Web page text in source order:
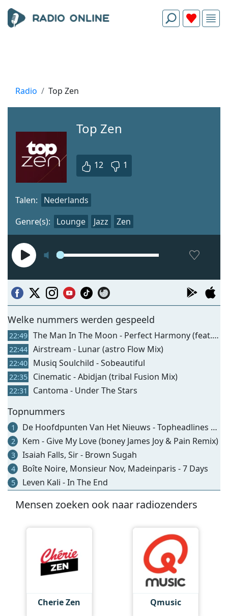
Radio Top Zen
Top Zen
12 1
Genre(s): Lounge Jazz Zen
Talen: Nederlands
Welke nummers werden gespeeld
22:49 The Man In The Moon - Perfect Harmony (feat. Oli Silk)
22:44 Airstream - Lunar (astro Flow Mix)
22:40 Musiq Soulchild - Sobeautiful
22:35 Cinematic - Abidjan (tribal Fusion Mix)
22:31 Cantoma - Under The Stars
Topnummers
1 De Hoofdpunten Van Het Nieuws - Topheadlines Op Topzen
2 Kem - Give My Love (boney James Joy & Pain Remix)
3 Isaiah Falls, Sir - Brown Sugah
4 Boîte Noire, Monsieur Nov, Madeinparis - 7 Days
5 Leven Kali - In The End
Mensen zoeken ook naar radiozenders
Cherie Zen Qmusic